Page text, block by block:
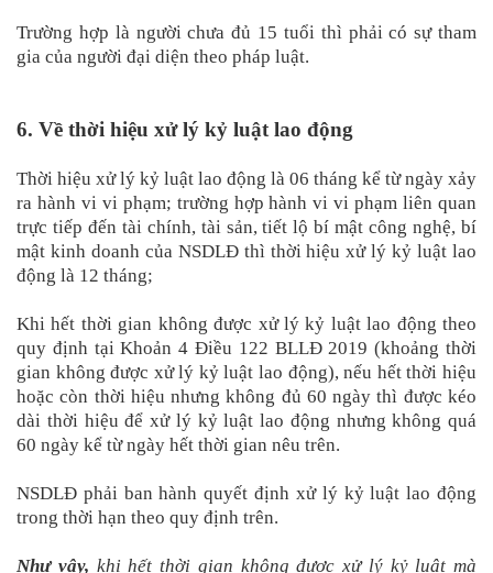
Trường hợp là người chưa đủ 15 tuổi thì phải có sự tham
gia của người đại diện theo pháp luật.
6. Về thời hiệu xử lý kỷ luật lao động
Thời hiệu xử lý kỷ luật lao động là 06 tháng kể từ ngày xảy
ra hành vi vi phạm; trường hợp hành vi vi phạm liên quan
trực tiếp đến tài chính, tài sản, tiết lộ bí mật công nghệ, bí
mật kinh doanh của NSDLĐ thì thời hiệu xử lý kỷ luật lao
động là 12 tháng;
Khi hết thời gian không được xử lý kỷ luật lao động theo
quy định tại Khoản 4 Điều 122 BLLĐ 2019 (khoảng thời
gian không được xử lý kỷ luật lao động), nếu hết thời hiệu
hoặc còn thời hiệu nhưng không đủ 60 ngày thì được kéo
dài thời hiệu để xử lý kỷ luật lao động nhưng không quá
60 ngày kể từ ngày hết thời gian nêu trên.
NSDLĐ phải ban hành quyết định xử lý kỷ luật lao động
trong thời hạn theo quy định trên.
Như vậy, khi hết thời gian không được xử lý kỷ luật mà